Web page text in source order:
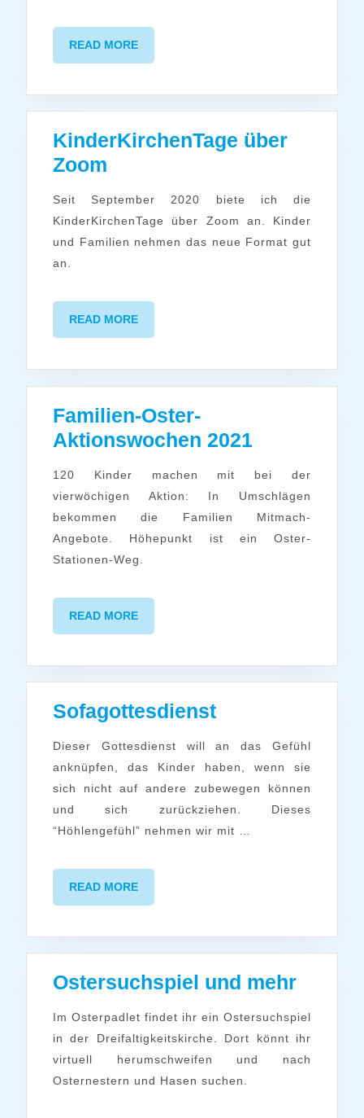
READ MOREREAD
MORE
KinderKirchenTage über
Zoom
Zoom
Seit September 2020 biete ich die
KinderKirchenTage über Zoom an. Kinder
und Familien nehmen das neue Format gut
an.
READ MOREREAD
MORE
Familien-Oster-
Aktionswochen 2021
2021
120 Kinder machen mit bei der
vierwöchigen Aktion: In Umschlägen
bekommen die Familien Mitmach-
Angebote. Höhepunkt ist ein Oster-
Stationen-Weg.
READ MOREREAD
MORE
Sofagottesdienst
Dieser Gottesdienst will an das Gefühl
anknüpfen, das Kinder haben, wenn sie
sich nicht auf andere zubewegen können
und sich zurückziehen. Dieses
“Höhlengefühl” nehmen wir mit …
READ MOREREAD
MORE
Ostersuchspiel und mehr
mehr
Im Osterpadlet findet ihr ein Ostersuchspiel
in der Dreifaltigkeitskirche. Dort könnt ihr
virtuell herumschweifen und nach
Osternestern und Hasen suchen.